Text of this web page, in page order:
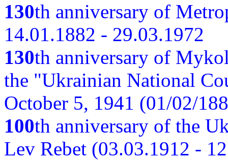
130th anniversary of
14.01.1882 - 29.03.1972
130th anniversary of
the "Ukrainian National
October 5, 1941 (01/02/
100th anniversary of the
Lev Rebet (03.03.1912 -